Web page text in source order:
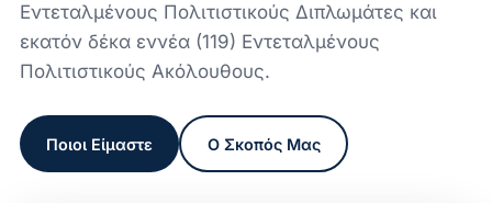
Εντεταλμένους Πολιτιστικούς Διπλωμάτες και
εκατόν δέκα εννέα (119) Εντεταλμένους
Πολιτιστικούς Ακόλουθους.
Ποιοι Είμαστε Ο Σκοπός Μας